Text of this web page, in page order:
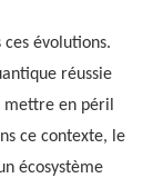
évolutions.
réussie
en péril
ce contexte, le
écosystème